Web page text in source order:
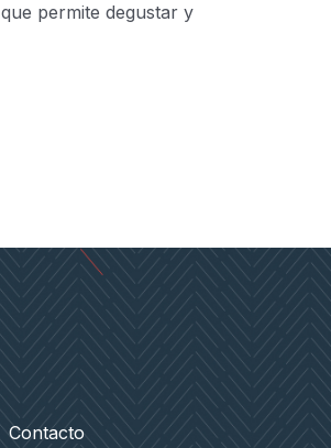
permite degustar y
Contacto